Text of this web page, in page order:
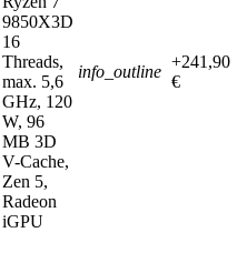
9850X3D
16
Threads,
max. 5,6
GHz, 120
W, 96
MB 3D
V-Cache,
Zen 5,
Radeon
iGPU
info_outline
+241,90
€